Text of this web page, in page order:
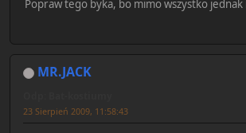
Popraw tego byka, bo mimo wszystko jednak
MR.JACK
23 Sierpień 2009, 11:58:43